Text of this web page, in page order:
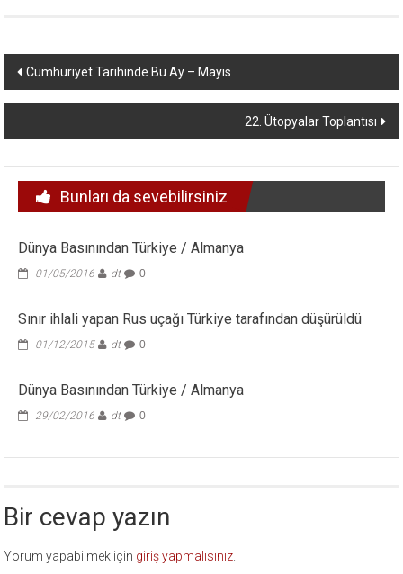
Yazı
dolaşımı
Cumhuriyet Tarihinde Bu Ay – Mayıs
22. Ütopyalar Toplantısı
Bunları da sevebilirsiniz
Dünya Basınından Türkiye / Almanya
01/05/2016 dt 0
Sınır ihlali yapan Rus uçağı Türkiye tarafından düşürüldü
01/12/2015 dt 0
Dünya Basınından Türkiye / Almanya
29/02/2016 dt 0
Bir cevap yazın
Yorum yapabilmek için giriş yapmalısınız